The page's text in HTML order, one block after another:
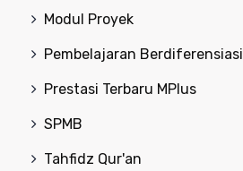
Modul Proyek
Pembelajaran Berdiferensiasi
Prestasi Terbaru MPlus
SPMB
Tahfidz Qur'an